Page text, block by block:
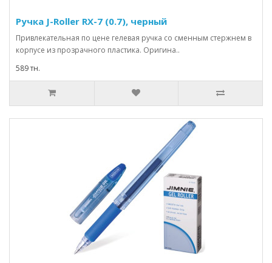
Ручка J-Roller RX-7 (0.7), черный
Привлекательная по цене гелевая ручка со сменным стержнем в
корпусе из прозрачного пластика. Оригина..
589 тн.